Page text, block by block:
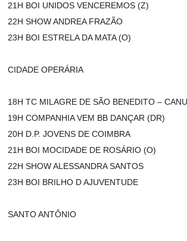
21H BOI UNIDOS VENCEREMOS (Z)
22H SHOW ANDREA FRAZÃO
23H BOI ESTRELA DA MATA (O)
CIDADE OPERÁRIA
18H TC MILAGRE DE SÃO BENEDITO –
19H COMPANHIA VEM BB DANÇAR (DR)
20H D.P. JOVENS DE COIMBRA
21H BOI MOCIDADE DE ROSÁRIO (O)
22H SHOW ALESSANDRA SANTOS
23H BOI BRILHO D AJUVENTUDE
SANTO ANTÔNIO